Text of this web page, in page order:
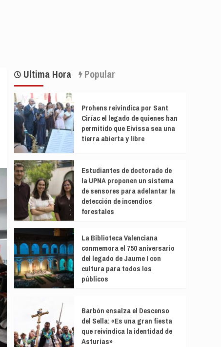
Ultima Hora Popular
Prohens reivindica por Sant
Ciríac el legado de quienes han
permitido que Eivissa sea una
tierra abierta y libre
Estudiantes de doctorado de
la UPNA proponen un sistema
de sensores para adelantar la
detección de incendios
forestales
La Biblioteca Valenciana
conmemora el 750 aniversario
del legado de Jaume I con
cultura para todos los
públicos
Barbón ensalza el Descenso
del Sella: «Es una gran fiesta
que reivindica la identidad de
Asturias»